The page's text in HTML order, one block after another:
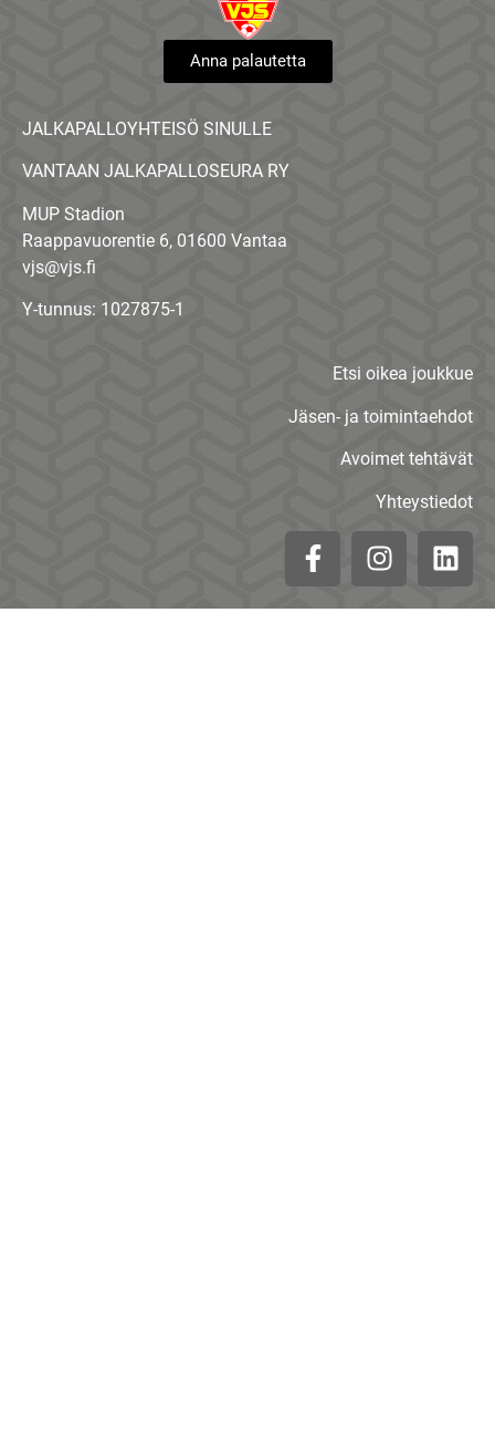
Anna palautetta
JALKAPALLOYHTEISÖ SINULLE
VANTAAN JALKAPALLOSEURA RY
MUP Stadion
Raappavuorentie 6, 01600 Vantaa
vjs@vjs.fi
Y-tunnus: 1027875-1
Etsi oikea joukkue
Jäsen- ja toimintaehdot
Avoimet tehtävät
Yhteystiedot